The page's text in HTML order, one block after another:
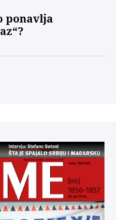
ponavlja